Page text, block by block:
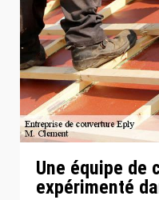
Une équipe de
expérimenté